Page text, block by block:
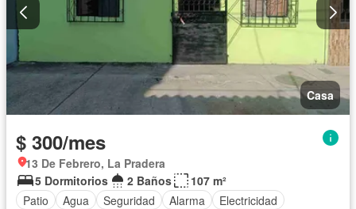
Casa
$ 300/mes
13 De Febrero, La Pradera
5 Dormitorios
2 Baños
107 m²
Patio
Agua Seguridad Alarma
Electricidad